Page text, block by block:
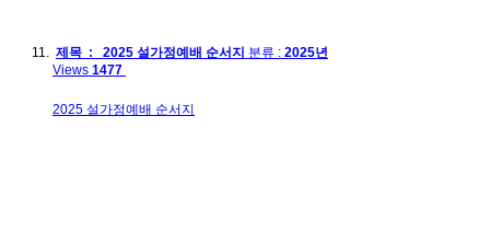
제목 : 2025 설가정예배 순서지 분류 : 2025년
Views 1477
2025 설가정예배 순서지